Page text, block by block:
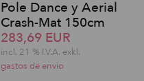
Pole Dance y Aerial
Crash-Mat 150cm
283,69 EUR
incl. 21 % I.V.A. exkl.
gastos de envio